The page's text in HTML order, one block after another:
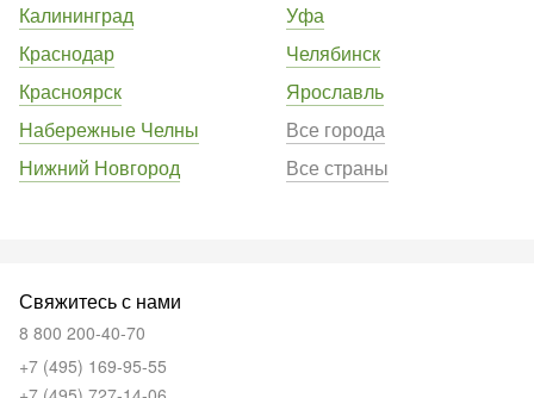
Калининград
Краснодар
Красноярск
Набережные Челны
Нижний Новгород
Уфа
Челябинск
Ярославль
Все города
Все страны
Свяжитесь с нами
8 800 200-40-70
+7 (495) 169-95-55